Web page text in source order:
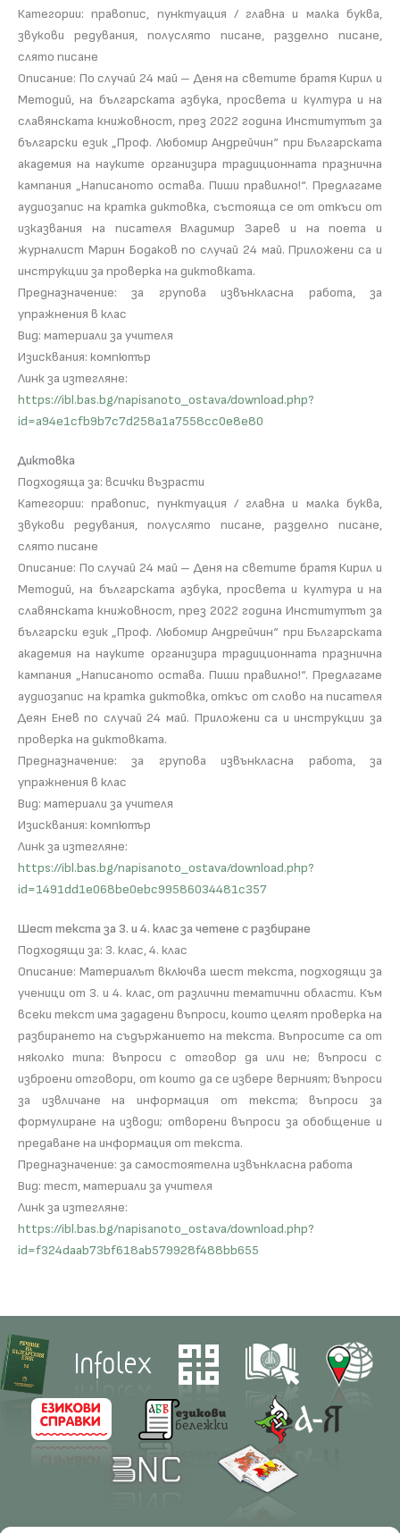
Категории: правопис, пунктуация / главна и малка буква,
звукови редувания, полуслято писане, разделно писане,
слято писане
Описание: По случай 24 май – Деня на светите братя Кирил и
Методий, на българската азбука, просвета и култура и на
славянската книжовност, през 2022 година Институтът за
български език „Проф. Любомир Андрейчин“ при Българската
академия на науките организира традиционната празнична
кампания „Написаното остава. Пиши правилно!“. Предлагаме
аудиозапис на кратка диктовка, състояща се от откъси от
изказвания на писателя Владимир Зарев и на поета и
журналист Марин Бодаков по случай 24 май. Приложени са и
инструкции за проверка на диктовката.
Предназначение: за групова извънкласна работа, за
упражнения в клас
Вид: материали за учителя
Изисквания: компютър
Линк за изтегляне:
https://ibl.bas.bg/napisanoto_ostava/download.php?
id=a94e1cfb9b7c7d258a1a7558cc0e8e80
Диктовка
Подходяща за: всички възрасти
Категории: правопис, пунктуация / главна и малка буква,
звукови редувания, полуслято писане, разделно писане,
слято писане
Описание: По случай 24 май – Деня на светите братя Кирил и
Методий, на българската азбука, просвета и култура и на
славянската книжовност, през 2022 година Институтът за
български език „Проф. Любомир Андрейчин“ при Българската
академия на науките организира традиционната празнична
кампания „Написаното остава. Пиши правилно!“. Предлагаме
аудиозапис на кратка диктовка, откъс от слово на писателя
Деян Енев по случай 24 май. Приложени са и инструкции за
проверка на диктовката.
Предназначение: за групова извънкласна работа, за
упражнения в клас
Вид: материали за учителя
Изисквания: компютър
Линк за изтегляне:
https://ibl.bas.bg/napisanoto_ostava/download.php?
id=1491dd1e068be0ebc99586034481c357
Шест текста за 3. и 4. клас за четене с разбиране
Подходящи за: 3. клас, 4. клас
Описание: Материалът включва шест текста, подходящи за
ученици от 3. и 4. клас, от различни тематични области. Към
всеки текст има зададени въпроси, които целят проверка на
разбирането на съдържанието на текста. Въпросите са от
няколко типа: въпроси с отговор да или не; въпроси с
изброени отговори, от които да се избере верният; въпроси
за извличане на информация от текста; въпроси за
формулиране на изводи; отворени въпроси за обобщение и
предаване на информация от текста.
Предназначение: за самостоятелна извънкласна работа
Вид: тест, материали за учителя
Линк за изтегляне:
https://ibl.bas.bg/napisanoto_ostava/download.php?
id=f324daab73bf618ab579928f488bb655